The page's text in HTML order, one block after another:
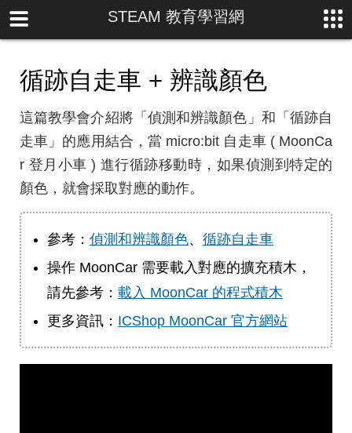
STEAM 教育學習網
循跡自走車 + 辨識顏色
這篇教學會介紹將「偵測和辨識顏色」和「循跡自
走車」的應用結合，當 micro:bit 自走車 ( MoonCa
r 登月小車 ) 進行循跡移動時，如果偵測到特定的
顏色，就會採取對應的動作。
參考： 偵測和辨識顏色、 循跡自走車
操作 MoonCar 需要載入對應的擴充積木，
請先參考： 載入 MoonCar 的程式積木
更多資訊： ICShop MoonCar 官方網站